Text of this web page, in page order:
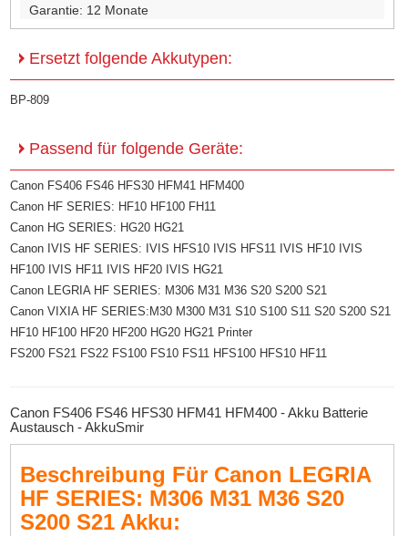
Garantie: 12 Monate
Ersetzt folgende Akkutypen:
BP-809
Passend für folgende Geräte:
Canon FS406 FS46 HFS30 HFM41 HFM400
Canon HF SERIES: HF10 HF100 FH11
Canon HG SERIES: HG20 HG21
Canon IVIS HF SERIES: IVIS HFS10 IVIS HFS11 IVIS HF10 IVIS
HF100 IVIS HF11 IVIS HF20 IVIS HG21
Canon LEGRIA HF SERIES: M306 M31 M36 S20 S200 S21
Canon VIXIA HF SERIES:M30 M300 M31 S10 S100 S11 S20 S200 S21
HF10 HF100 HF20 HF200 HG20 HG21 Printer
FS200 FS21 FS22 FS100 FS10 FS11 HFS100 HFS10 HF11
Canon FS406 FS46 HFS30 HFM41 HFM400 - Akku Batterie
Austausch - AkkuSmir
Beschreibung Für Canon LEGRIA
HF SERIES: M306 M31 M36 S20
S200 S21 Akku: